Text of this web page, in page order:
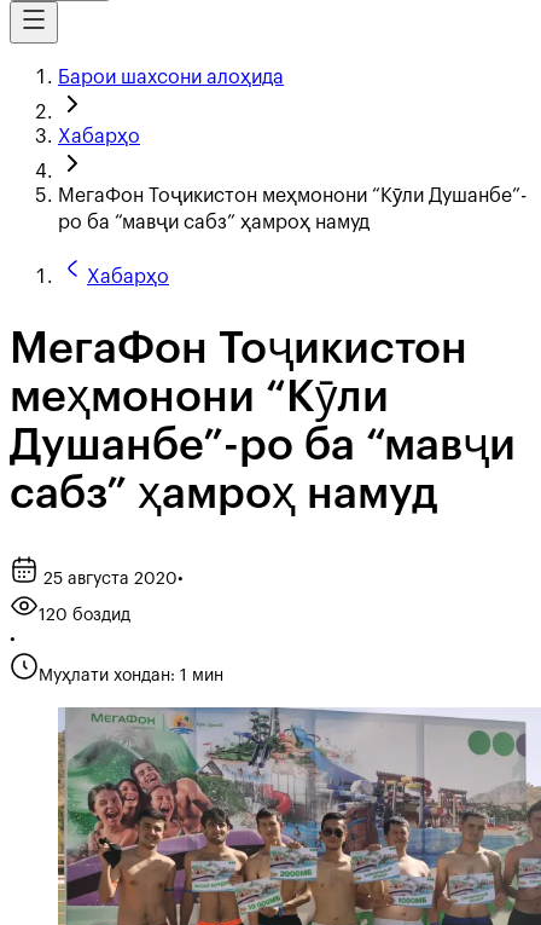
Барои шахсони алоҳида
Хабарҳо
МегаФон Тоҷикистон меҳмонони “Кӯли Душанбе”-
ро ба “мавҷи сабз” ҳамроҳ намуд
Хабарҳо
МегаФон Тоҷикистон
меҳмонони “Кӯли
Душанбе”-ро ба “мавҷи
сабз” ҳамроҳ намуд
25 августа 2020•
120 боздид
•
Муҳлати хондан: 1 мин